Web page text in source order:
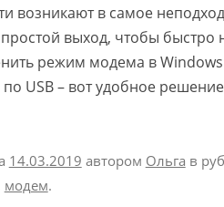
возникают в самое
выход, чтобы быстро
режим модема в Windows
по USB – вот удобное
14.03.2019 автором Ольга в
модем.